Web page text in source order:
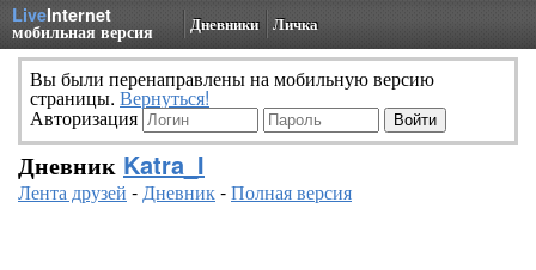
LiveInternet
мобильная версия Дневники Личка
Вы были перенаправлены на мобильную версию
страницы. Вернуться!
Авторизация
Дневник Katra_I
Лента друзей -Дневник-Полная версия